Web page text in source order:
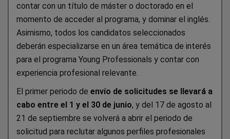
contar con un título de máster o doctorado en el
momento de acceder al programa, y dominar el inglés.
Asimismo, todos los candidatos seleccionados
deberán especializarse en un área temática de interés
para el programa Young Professionals y contar con
experiencia profesional relevante.
El primer periodo de envío de solicitudes se llevará a
cabo entre el 1 y el 30 de junio, y del 17 de agosto al
21 de septiembre se volverá a abrir el periodo de
solicitud para reclutar algunos perfiles profesionales